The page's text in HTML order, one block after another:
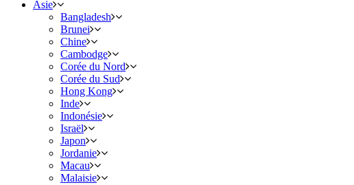
Asie
Bangladesh
Brunei
Chine
Cambodge
Corée du Nord
Corée du Sud
Hong Kong
Inde
Indonésie
Israël
Japon
Jordanie
Macau
Malaisie